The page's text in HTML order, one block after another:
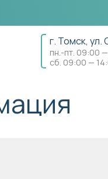
г. Томск, ул.
пн.-пт. 09:00 —
сб. 09:00 —